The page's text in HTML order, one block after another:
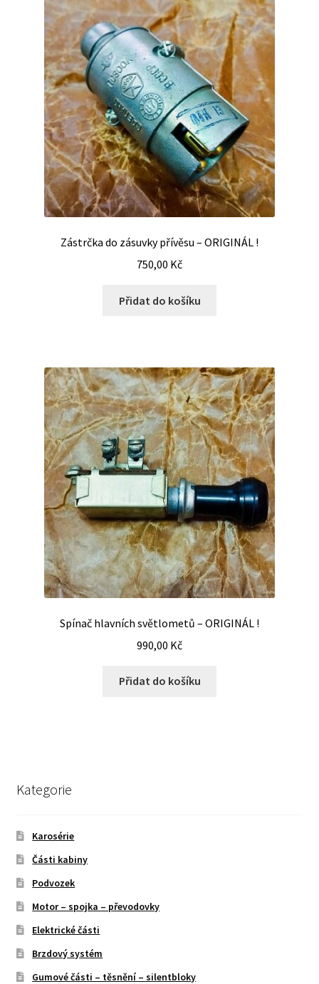
Zástrčka do zásuvky přívěsu – ORIGINÁL !
750,00 Kč
Přidat do košíku
Spínač hlavních světlometů – ORIGINÁL !
990,00 Kč
Přidat do košíku
Kategorie
Karosérie
Části kabiny
Podvozek
Motor – spojka – převodovky
Elektrické části
Brzdový systém
Gumové části – těsnění – silentbloky